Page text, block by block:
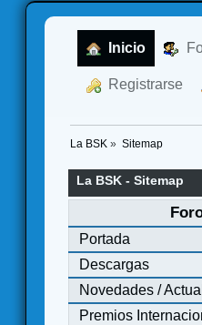
Inicio
Registrarse
La BSK » Sitemap
La BSK - Sitemap
Portada
Descargas
Novedades /
Premios